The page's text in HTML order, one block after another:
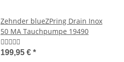
Zehnder blueZPring Drain Inox
50 MA Tauchpumpe 19490
199,95 € *